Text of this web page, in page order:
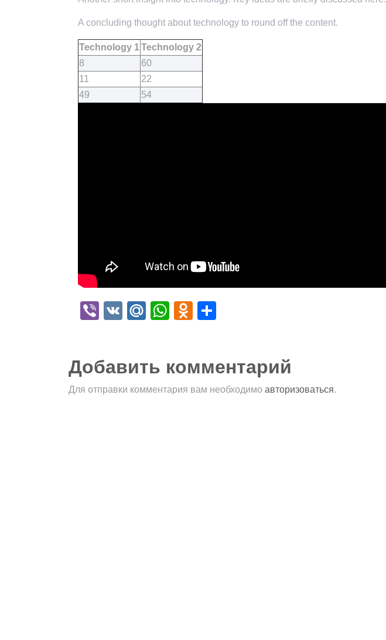
A concluding thought about technology to round off the content.
Technology 1Technology 2
8
60
11
22
49
54
Viber
VK Mail.Ru
WhatsApp
Odnoklassniki
Добавить комментарий
Для отправки комментария вам необходимо авторизоваться.